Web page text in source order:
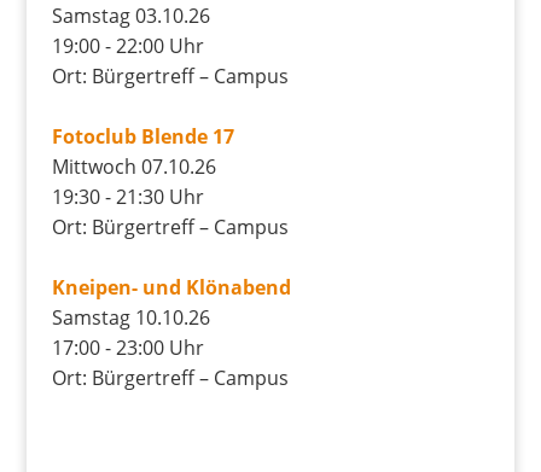
Samstag 03.10.26
19:00 - 22:00 Uhr
Ort: Bürgertreff – Campus
Fotoclub Blende 17
Mittwoch 07.10.26
19:30 - 21:30 Uhr
Ort: Bürgertreff – Campus
Kneipen- und Klönabend
Samstag 10.10.26
17:00 - 23:00 Uhr
Ort: Bürgertreff – Campus